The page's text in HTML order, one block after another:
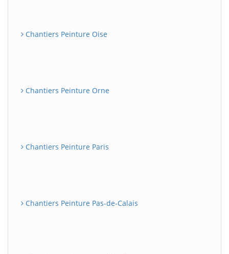
Chantiers Peinture Oise
Chantiers Peinture Orne
Chantiers Peinture Paris
Chantiers Peinture Pas-de-Calais